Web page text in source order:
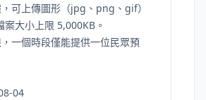
可上傳圖形（jpg、png、gif）
案大小上限 5,000KB。
一個時段僅能提供一位民眾預
04